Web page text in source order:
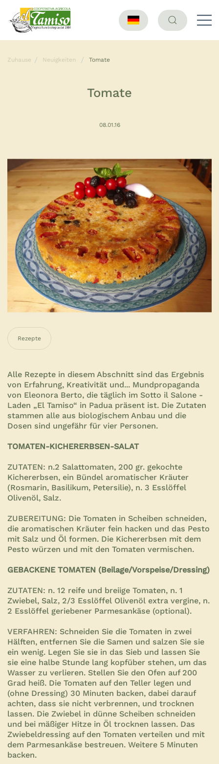
Zuhause Neuigkeiten Tomate
Tomate
08.01.16
Rezepte
Alle Rezepte in diesem Abschnitt sind das Ergebnis
von Erfahrung, Kreativität und... Mundpropaganda
von Eleonora Berto, die täglich im Sotto il Salone -
Laden „El Tamiso“ in Padua präsent ist. Die Zutaten
stammen alle aus biologischem Anbau und die
Dosen sind ungefähr für vier Personen.
TOMATEN-KICHERERBSEN-SALAT
ZUTATEN: n.2 Salattomaten, 200 gr. gekochte
Kichererbsen, ein Bündel aromatischer Kräuter
(Rosmarin, Basilikum, Petersilie), n. 3 Esslöffel
Olivenöl, Salz.
ZUBEREITUNG: Die Tomaten in Scheiben schneiden,
die aromatischen Kräuter fein hacken und das Pesto
mit Salz und Öl formen. Die Kichererbsen mit dem
Pesto würzen und mit den Tomaten vermischen.
GEBACKENE TOMATEN (Beilage/Vorspeise/Dressing)
ZUTATEN: n. 12 reife und breiige Tomaten, n. 1
Zwiebel, Salz, 2/3 Esslöffel Olivenöl extra vergine, n.
2 Esslöffel geriebener Parmesankäse (optional).
VERFAHREN: Schneiden Sie die Tomaten in zwei
Hälften, entfernen Sie die Samen und salzen Sie sie
ein wenig. Legen Sie sie in das Sieb und lassen Sie
sie eine halbe Stunde lang kopfüber stehen, um das
Wasser zu verlieren. Stellen Sie den Ofen auf 200
Grad heiß. Die Tomaten auf den Teller legen und
(ohne Dressing) 30 Minuten backen, dabei darauf
achten, dass sie nicht verbrennen, und trocknen
lassen. Die Zwiebel in dünne Scheiben schneiden
und bei mäßiger Hitze in Öl trocknen lassen. Das
Zwiebeldressing auf den Tomaten verteilen und mit
dem Parmesankäse bestreuen. Weitere 5 Minuten
backen.